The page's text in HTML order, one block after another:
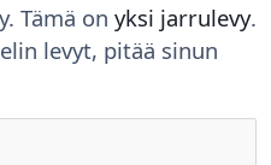
Tämä on yksi jarrulevy.
levyt, pitää sinun